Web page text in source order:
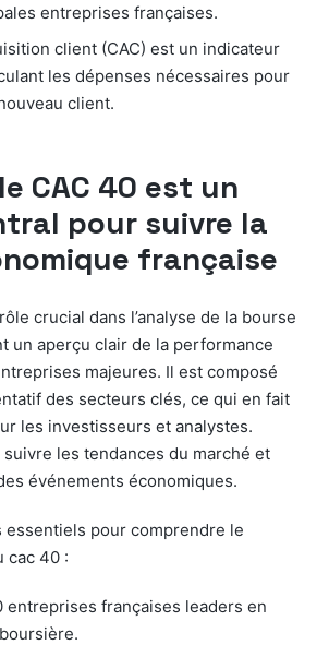
entreprises françaises.
client (CAC) est un indicateur
les dépenses nécessaires pour
client.
CAC 40 est un
pour suivre la
française
crucial dans l’analyse de la bourse
un aperçu clair de la performance
majeures. Il est composé
des secteurs clés, ce qui en fait
les investisseurs et analystes.
suivre les tendances du marché et
événements économiques.
essentiels pour comprendre le
cac 40 :
entreprises françaises leaders en